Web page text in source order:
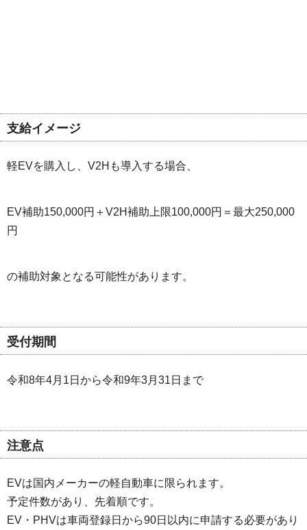
支給イメージ
軽EVを購入し、V2Hも導入する場合、
EV補助150,000円＋V2H補助上限100,000円＝最大250,000
円
の補助対象となる可能性があります。
受付期間
令和8年4月1日から令和9年3月31日まで
注意点
EVは国内メーカーの軽自動車に限られます。
予定件数があり、先着順です。
EV・PHVは車両登録日から90日以内に申請する必要があり